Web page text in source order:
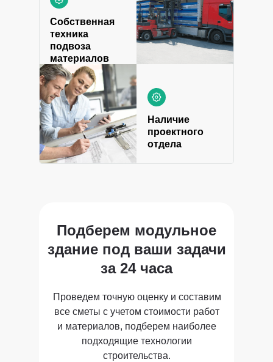
Наличие
проектного
отдела
Собственная
техника
подвоза
материалов
Подберем модульное
здание под ваши задачи
за 24 часа
Проведем точную оценку и составим
все сметы с учетом стоимости работ
и материалов, подберем наиболее
подходящие технологии
строительства.